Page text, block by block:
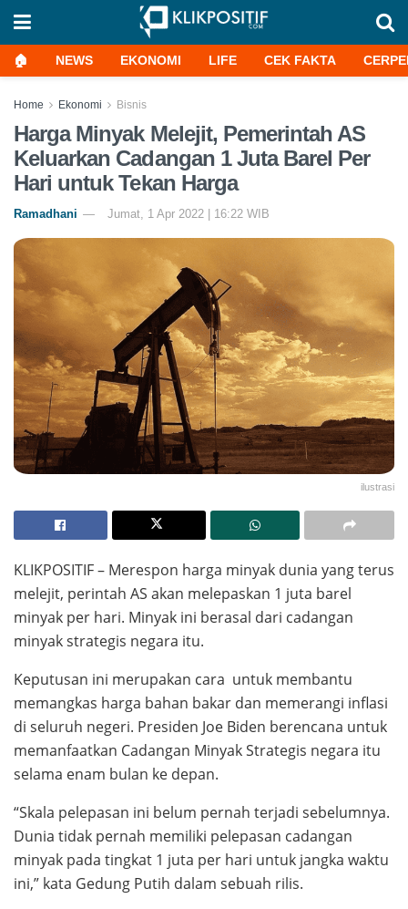
🏠 NEWS EKONOMI LIFE CEK FAKTA
Home Ekonomi Bisnis
Harga Minyak Melejit, Pemerintah AS
Keluarkan Cadangan 1 Juta Barel Per
Hari untuk Tekan Harga
Ramadhani Jumat, 1 Apr 2022 | 16:22 WIB
ilustrasi
KLIKPOSITIF – Merespon harga minyak dunia yang terus
melejit, perintah AS akan melepaskan 1 juta barel
minyak per hari. Minyak ini berasal dari cadangan
minyak strategis negara itu.
Keputusan ini merupakan cara untuk membantu
memangkas harga bahan bakar dan memerangi inflasi
di seluruh negeri. Presiden Joe Biden berencana untuk
memanfaatkan Cadangan Minyak Strategis negara itu
selama enam bulan ke depan.
“Skala pelepasan ini belum pernah terjadi sebelumnya.
Dunia tidak pernah memiliki pelepasan cadangan
minyak pada tingkat 1 juta per hari untuk jangka waktu
ini,” kata Gedung Putih dalam sebuah rilis.